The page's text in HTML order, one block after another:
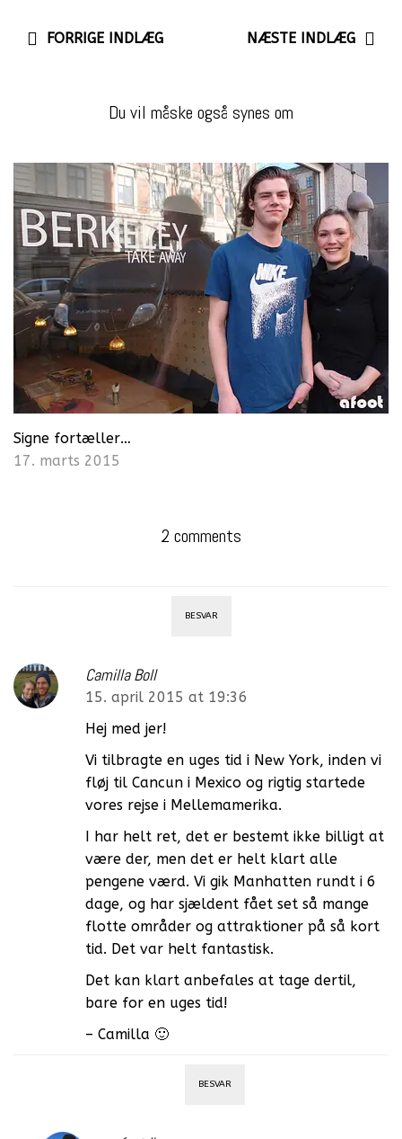
FORRIGE INDLÆG NÆSTE INDLÆG
Du vil måske også synes om
Signe fortæller…
17. marts 2015
2 comments
BESVAR
Camilla Boll
15. april 2015 at 19:36
Hej med jer!
Vi tilbragte en uges tid i New York, inden vi
fløj til Cancun i Mexico og rigtig startede
vores rejse i Mellemamerika.
I har helt ret, det er bestemt ikke billigt at
være der, men det er helt klart alle
pengene værd. Vi gik Manhatten rundt i 6
dage, og har sjældent fået set så mange
flotte områder og attraktioner på så kort
tid. Det var helt fantastisk.
Det kan klart anbefales at tage dertil,
bare for en uges tid!
– Camilla 🙂
BESVAR